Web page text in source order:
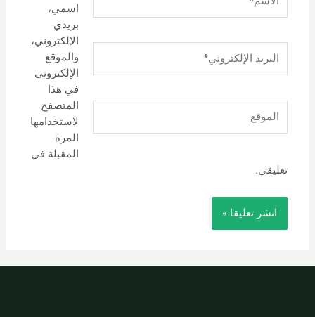
الإلكتروني*
اسمي،
بريدي
الإلكتروني،
والموقع
الإلكتروني
في هذا
المتصفح
لاستخدامها
المرة
المقبلة في
تعليقي.